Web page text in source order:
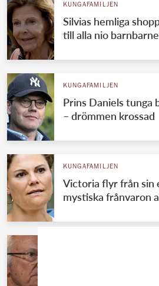
KUNGAFAMILJEN
Silvias hemliga
till alla nio
KUNGAFAMILJEN
Prins Daniels tunga
– drömmen krossad
KUNGAFAMILJEN
Victoria flyr från sin
mystiska frånvaron
Kungens okända